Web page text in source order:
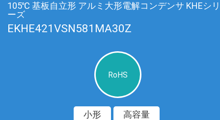
105℃ 基板自立形 アルミ大形電解コンデンサ KHEシリ
ーズ
EKHE421VSN581MA30Z
RoHS
小形
高容量